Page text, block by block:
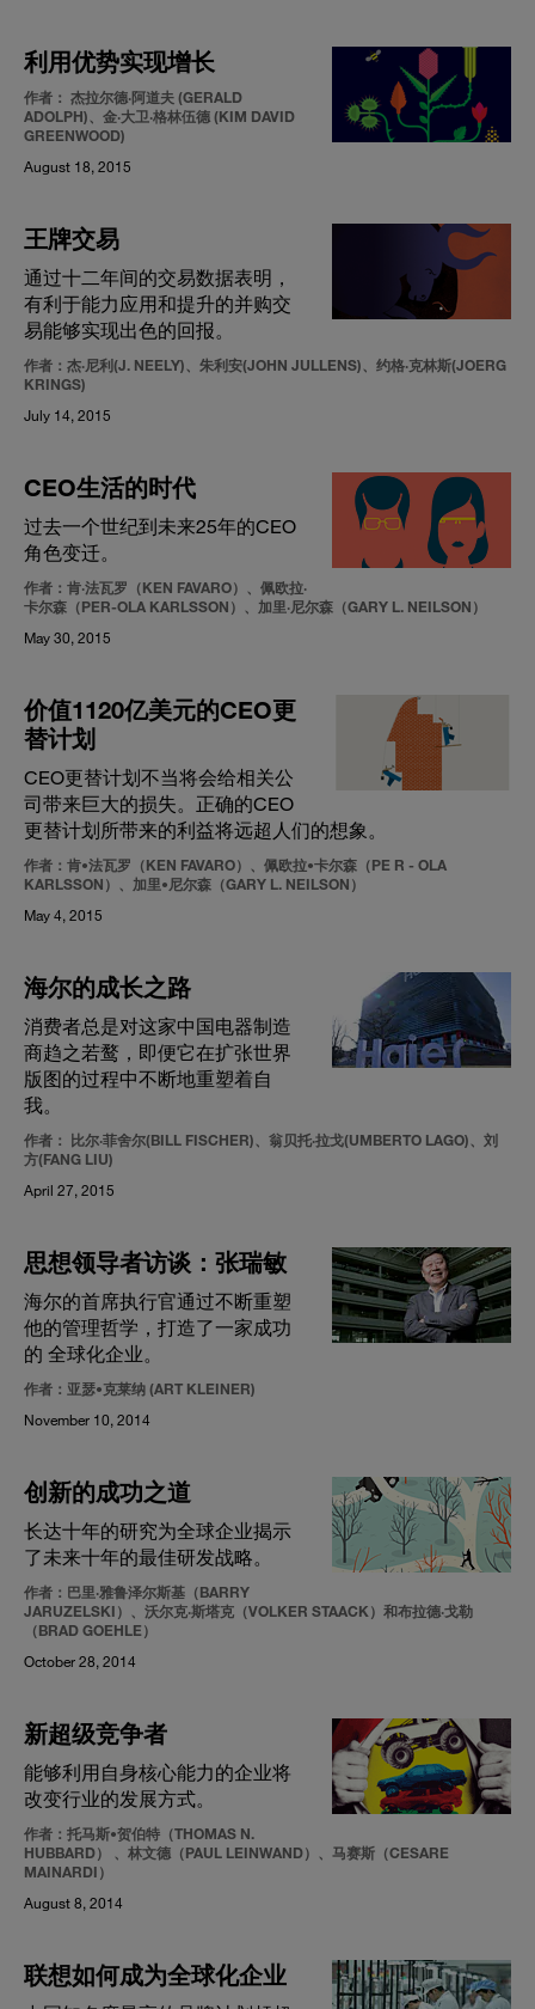
利用优势实现增长
作者： 杰拉尔德·阿道夫 (GERALD
ADOLPH)、金·大卫·格林伍德 (KIM DAVID
GREENWOOD)
August 18, 2015
王牌交易
通过十二年间的交易数据表明，
有利于能力应用和提升的并购交
易能够实现出色的回报。
作者：杰·尼利(J. NEELY)、朱利安(JOHN JULLENS)、约格·克林斯(JOERG
KRINGS)
July 14, 2015
CEO生活的时代
过去一个世纪到未来25年的CEO
角色变迁。
作者：肯·法瓦罗（KEN FAVARO）、佩欧拉·
卡尔森（PER-OLA KARLSSON）、加里·尼尔森（GARY L. NEILSON）
May 30, 2015
价值1120亿美元的CEO更
替计划
CEO更替计划不当将会给相关公
司带来巨大的损失。正确的CEO
更替计划所带来的利益将远超人们的想象。
作者：肯•法瓦罗（KEN FAVARO）、佩欧拉•卡尔森（PE R - OLA
KARLSSON）、加里•尼尔森（GARY L. NEILSON）
May 4, 2015
海尔的成长之路
消费者总是对这家中国电器制造
商趋之若鹜，即便它在扩张世界
版图的过程中不断地重塑着自
我。
作者： 比尔·菲舍尔(BILL FISCHER)、翁贝托·拉戈(UMBERTO LAGO)、刘
方(FANG LIU)
April 27, 2015
思想领导者访谈：张瑞敏
海尔的首席执行官通过不断重塑
他的管理哲学，打造了一家成功
的 全球化企业。
作者：亚瑟•克莱纳 (ART KLEINER)
November 10, 2014
创新的成功之道
长达十年的研究为全球企业揭示
了未来十年的最佳研发战略。
作者：巴里·雅鲁泽尔斯基（BARRY
JARUZELSKI）、沃尔克·斯塔克（VOLKER STAACK）和布拉德·戈勒
（BRAD GOEHLE）
October 28, 2014
新超级竞争者
能够利用自身核心能力的企业将
改变行业的发展方式。
作者：托马斯•贺伯特（THOMAS N.
HUBBARD） 、林文德（PAUL LEINWAND）、马赛斯（CESARE
MAINARDI）
August 8, 2014
联想如何成为全球化企业